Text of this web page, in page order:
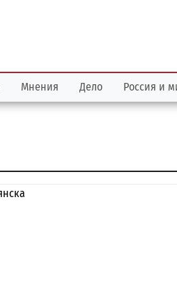
Мнения Дело Россия и